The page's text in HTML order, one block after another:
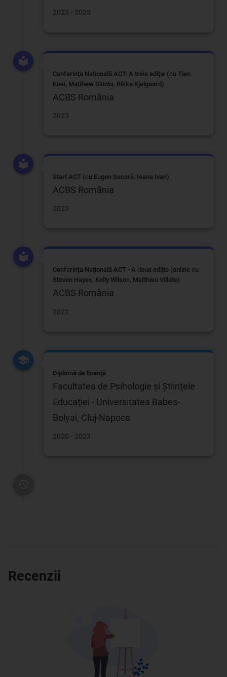
2023 - 2025
Conferința Națională ACT- A treia ediție (cu Tien
Kuei, Matthew Skinta, Rikke Kjelgaard)
ACBS România
2023
Start ACT (cu Eugen Secară, Ioana Ivan)
ACBS România
2023
Conferința Națională ACT - A doua ediție (online cu
Steven Hayes, Kelly Wilson, Matthieu Villate)
ACBS România
2022
Diplomă de licenţă
Facultatea de Psihologie şi Ştiinţele
Educaţiei - Universitatea Babes-
Bolyai, Cluj-Napoca
2020 - 2023
Recenzii